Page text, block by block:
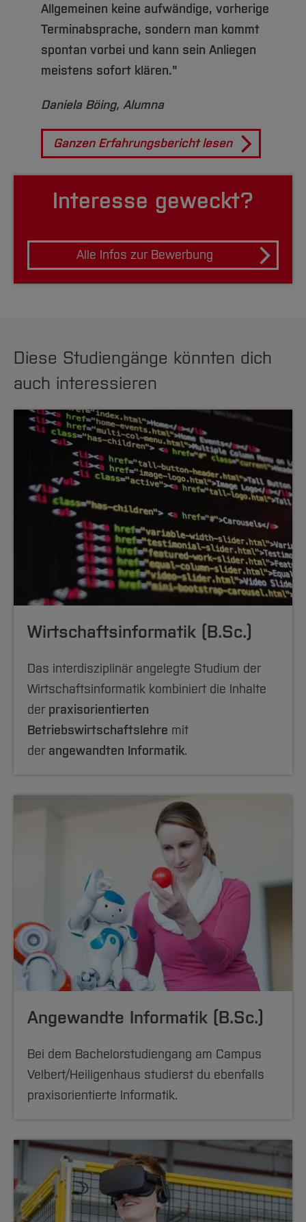
Allgemeinen keine aufwändige, vorherige
Terminabsprache, sondern man kommt
spontan vorbei und kann sein Anliegen
meistens sofort klären."
Daniela Böing, Alumna
Ganzen Erfahrungsbericht lesen
Interesse geweckt?
Alle Infos zur Bewerbung
Diese Studiengänge könnten dich
auch interessieren
Wirtschaftsinformatik (B.Sc.)
Das interdisziplinär angelegte Studium der
Wirtschaftsinformatik kombiniert die Inhalte
der praxisorientierten
Betriebswirtschaftslehre mit
der angewandten Informatik.
Angewandte Informatik (B.Sc.)
Bei dem Bachelorstudiengang am Campus
Velbert/Heiligenhaus studierst du ebenfalls
praxisorientierte Informatik.